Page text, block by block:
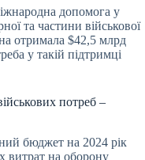
допомога у
та частини військової
отримала $42,5 млрд
у такій підтримці
потреб –
бюджет на 2024 рік
витрат на оборону